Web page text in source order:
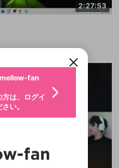
2:27:53
広告
最大1分間の広告
聴しよう！
fan
は、ログイ
規登録
fanア
イン中のア
グイン
mellow-fan
は、ログイ
い。
、送信してくださ
ールアドレ
定用URLを
の登録
。入力
が切れたた
て報告しま
ェア
参加方法
ちでない方